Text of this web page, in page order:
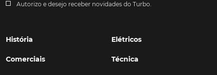
Autorizo e desejo receber novidades do Turbo.
História
Comerciais
Elétricos
Técnica